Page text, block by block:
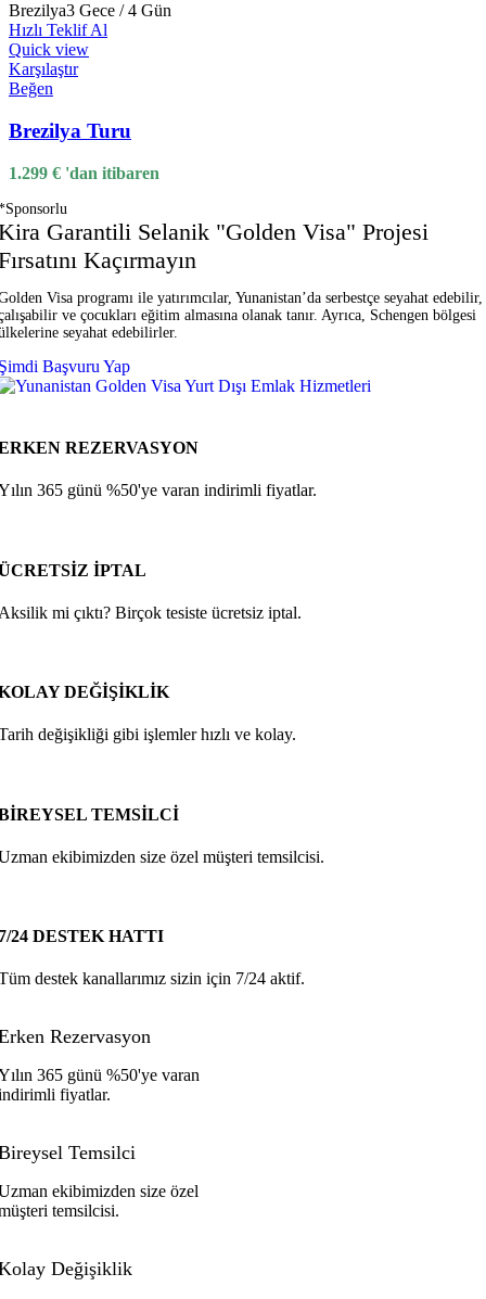
Brezilya3 Gece / 4 Gün
Hızlı Teklif Al
Quick view
Karşılaştır
Beğen
Brezilya Turu
1.299 € 'dan itibaren
Garantili Selanik "Golden Visa" Projesi
Kaçırmayın
Visa programı ile yatırımcılar, Yunanistan’da serbestçe seyahat edebilir,
ve çocukları eğitim almasına olanak tanır. Ayrıca, Schengen bölgesi
seyahat edebilirler.
Başvuru Yap
REZERVASYON
365 günü %50'ye varan indirimli fiyatlar.
İPTAL
mi çıktı? Birçok tesiste ücretsiz iptal.
DEĞİŞİKLİK
değişikliği gibi işlemler hızlı ve kolay.
TEMSİLCİ
ekibimizden size özel müşteri temsilcisi.
24 DESTEK HATTI
destek kanallarımız sizin için 7/24 aktif.
Rezervasyon
365 günü %50'ye varan
fiyatlar.
Temsilci
ekibimizden size özel
temsilcisi.
Değişiklik